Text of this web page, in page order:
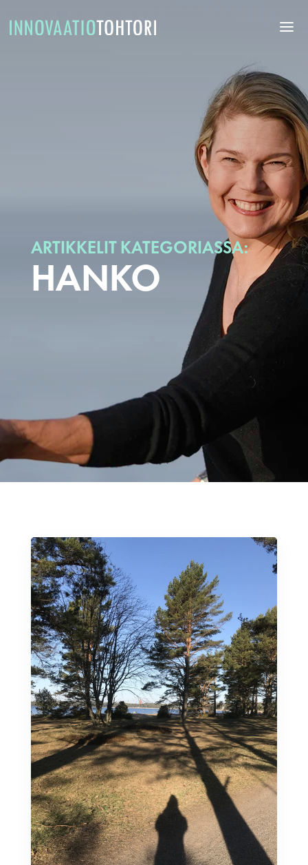
ARTIKKELIT KATEGORIASSA:
HANKO